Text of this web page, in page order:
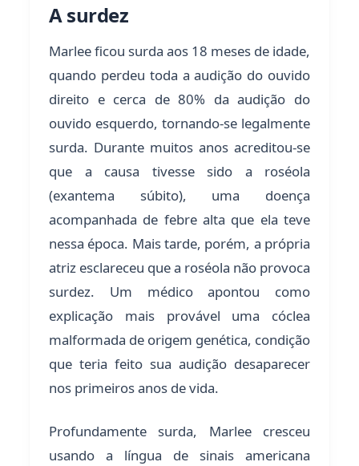
A surdez
Marlee ficou surda aos 18 meses de idade,
quando perdeu toda a audição do ouvido
direito e cerca de 80% da audição do
ouvido esquerdo, tornando-se legalmente
surda. Durante muitos anos acreditou-se
que a causa tivesse sido a roséola
(exantema súbito), uma doença
acompanhada de febre alta que ela teve
nessa época. Mais tarde, porém, a própria
atriz esclareceu que a roséola não provoca
surdez. Um médico apontou como
explicação mais provável uma cóclea
malformada de origem genética, condição
que teria feito sua audição desaparecer
nos primeiros anos de vida.
Profundamente surda, Marlee cresceu
usando a língua de sinais americana